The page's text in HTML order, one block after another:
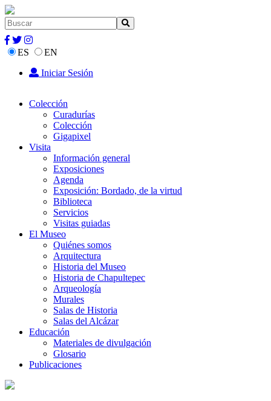
ES
EN
Iniciar Sesión
Colección
Curadurías
Colección
Gigapixel
Visita
Información general
Exposiciones
Agenda
Exposición: Bordado, de la virtud
Biblioteca
Servicios
Visitas guiadas
El Museo
Quiénes somos
Arquitectura
Historia del Museo
Historia de Chapultepec
Arqueología
Murales
Salas de Historia
Salas del Alcázar
Educación
Materiales de divulgación
Glosario
Publicaciones